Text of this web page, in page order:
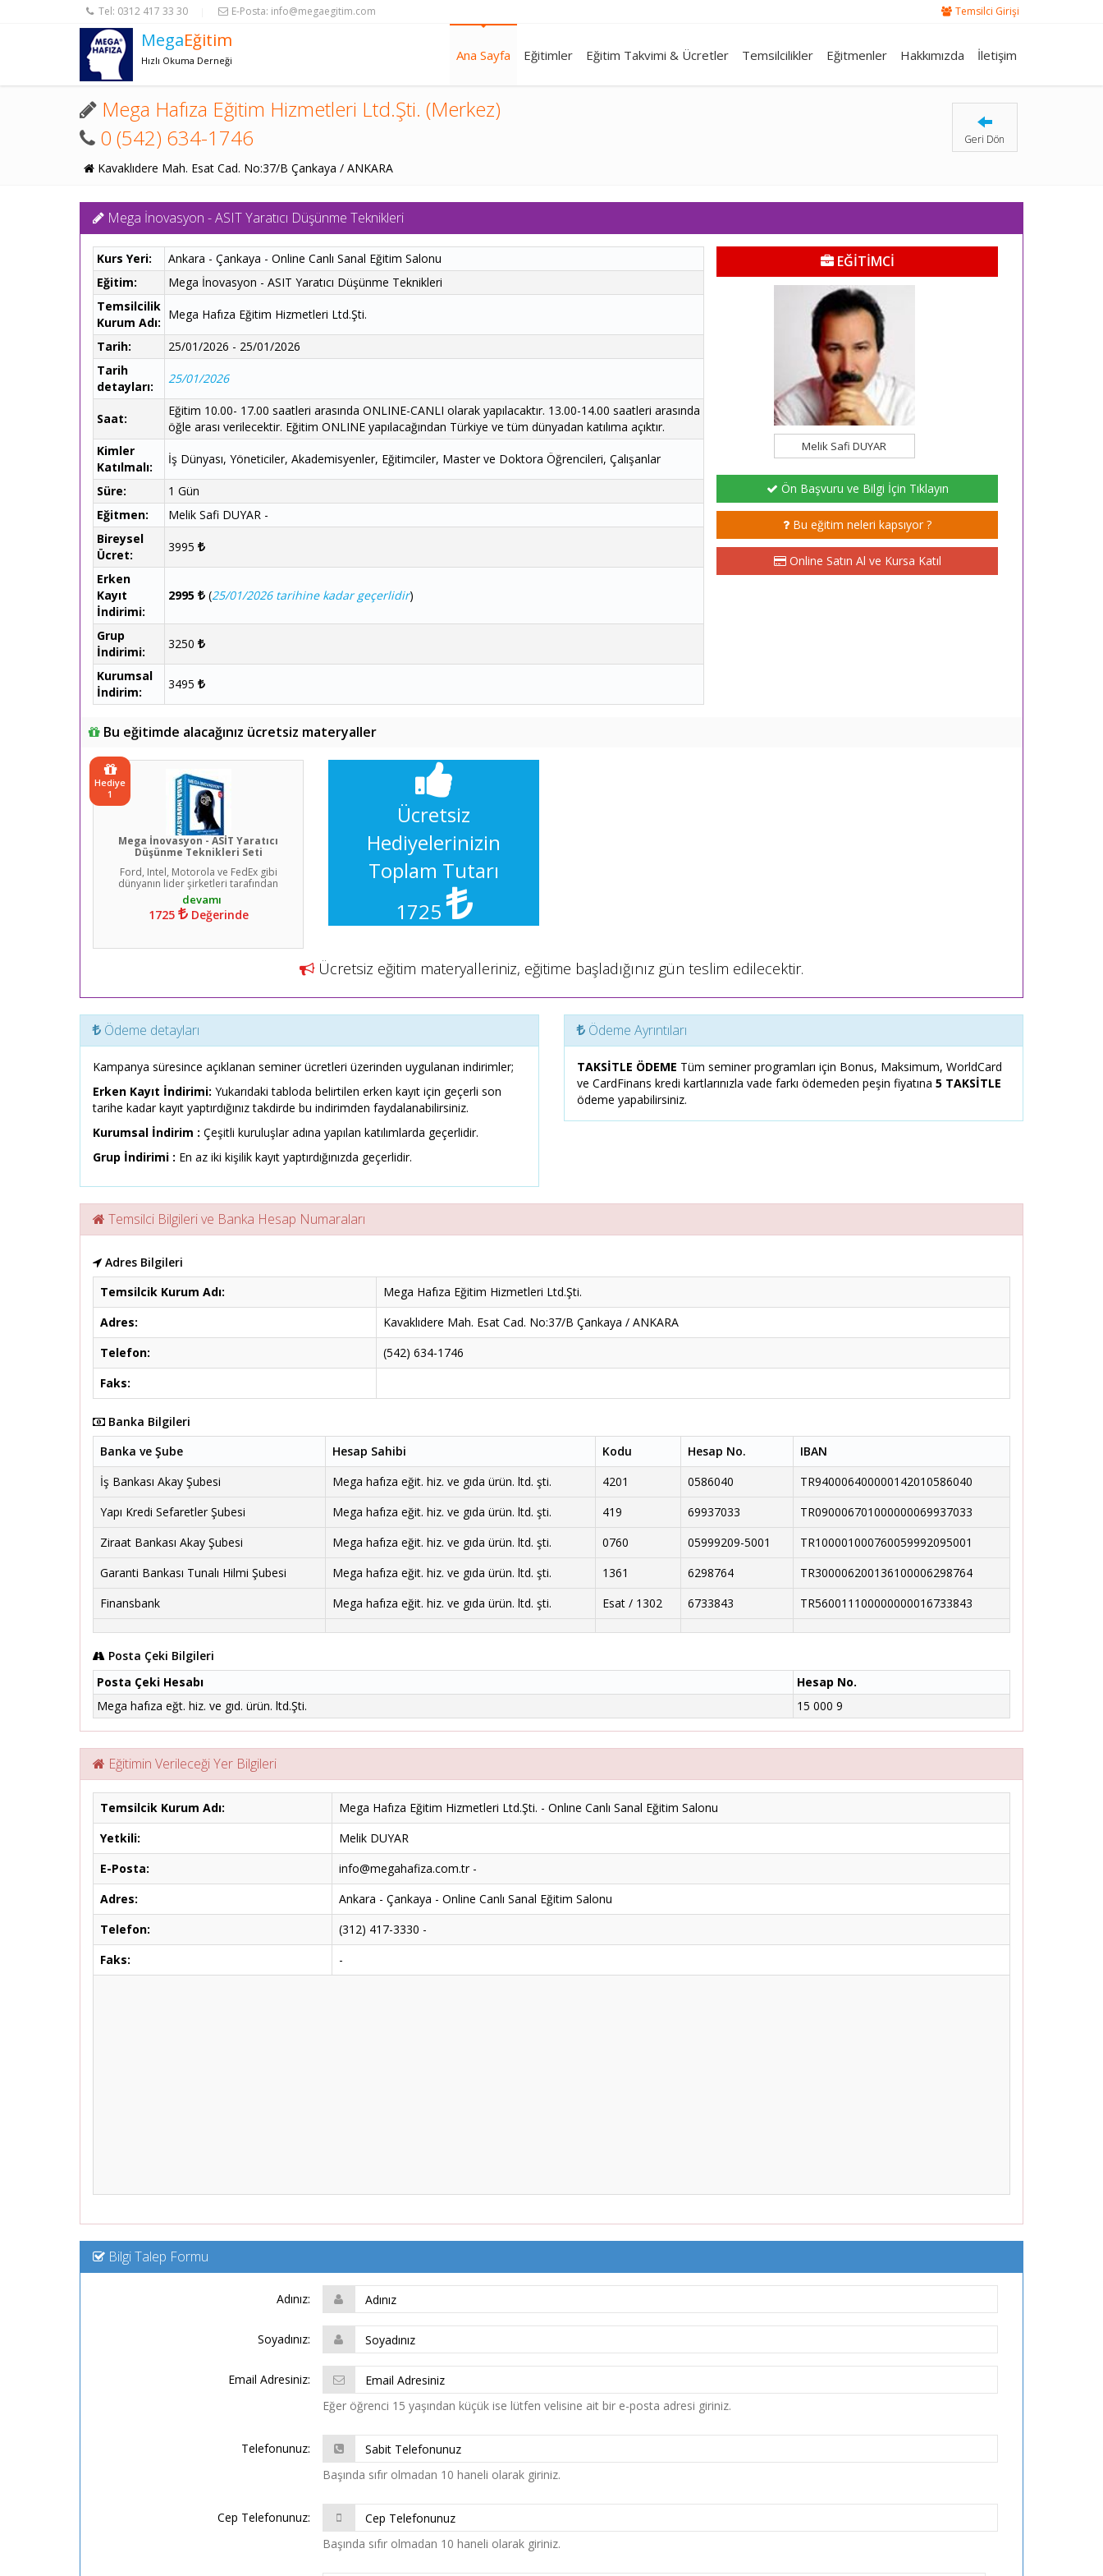
Tel: 0312 417 33 30 E-Posta: info@megaegitim.com Temsilci Girişi
MegaEğitim
Hızlı Okuma Derneği Ana Sayfa Eğitimler Eğitim Takvimi & Ücretler Temsilcilikler Eğitmenler Hakkımızda İletişim
Mega Hafıza Eğitim Hizmetleri Ltd.Şti. (Merkez)
0 (542) 634-1746
Kavaklıdere Mah. Esat Cad. No:37/B Çankaya / ANKARA
Geri Dön
Mega İnovasyon - ASIT Yaratıcı Düşünme Teknikleri
Kurs Yeri:
Ankara - Çankaya - Online Canlı Sanal Eğitim Salonu
Eğitim:
Mega İnovasyon - ASIT Yaratıcı Düşünme Teknikleri
Temsilcilik
Kurum Adı:
Mega Hafıza Eğitim Hizmetleri Ltd.Şti.
Tarih:
25/01/2026 - 25/01/2026
Tarih
detayları:
25/01/2026
Saat:
Eğitim 10.00- 17.00 saatleri arasında ONLINE-CANLI olarak yapılacaktır. 13.00-14.00 saatleri arasında
öğle arası verilecektir. Eğitim ONLINE yapılacağından Türkiye ve tüm dünyadan katılıma açıktır.
Kimler
Katılmalı:
İş Dünyası, Yöneticiler, Akademisyenler, Eğitimciler, Master ve Doktora Öğrencileri, Çalışanlar
Süre:
1 Gün
Eğitmen:
Melik Safi DUYAR -
Bireysel
Ücret:
3995
Erken
Kayıt
İndirimi:
2995 (25/01/2026 tarihine kadar geçerlidir)
Grup
İndirimi:
3250
Kurumsal
İndirim:
3495
EĞİTİMCİ
Melik Safi DUYAR
Ön Başvuru ve Bilgi İçin Tıklayın
Bu eğitim neleri kapsıyor ?
Online Satın Al ve Kursa Katıl
Bu eğitimde alacağınız ücretsiz materyaller
Mega İnovasyon - ASİT Yaratıcı
Düşünme Teknikleri Seti
Ford, Intel, Motorola ve FedEx gibi
dünyanın lider şirketleri tarafından
1725 Değerinde
Hediye
1
Ücretsiz
Hediyelerinizin
Toplam Tutarı
1725
Ücretsiz eğitim materyalleriniz, eğitime başladığınız gün teslim edilecektir.
Ödeme detayları
Kampanya süresince açıklanan seminer ücretleri üzerinden uygulanan indirimler;
Erken Kayıt İndirimi: Yukarıdaki tabloda belirtilen erken kayıt için geçerli son
tarihe kadar kayıt yaptırdığınız takdirde bu indirimden faydalanabilirsiniz.
Kurumsal İndirim : Çeşitli kuruluşlar adına yapılan katılımlarda geçerlidir.
Grup İndirimi : En az iki kişilik kayıt yaptırdığınızda geçerlidir.
Ödeme Ayrıntıları
TAKSİTLE ÖDEME Tüm seminer programları için Bonus, Maksimum, WorldCard
ve CardFinans kredi kartlarınızla vade farkı ödemeden peşin fiyatına 5 TAKSİTLE
ödeme yapabilirsiniz.
Temsilci Bilgileri ve Banka Hesap Numaraları
Adres Bilgileri
Temsilcik Kurum Adı:
Mega Hafıza Eğitim Hizmetleri Ltd.Şti.
Adres:
Kavaklıdere Mah. Esat Cad. No:37/B Çankaya / ANKARA
Telefon:
(542) 634-1746
Faks:
Banka Bilgileri
Banka ve Şube
Hesap Sahibi Kodu Hesap No.
IBAN
İş Bankası Akay Şubesi
Mega hafıza eğit. hiz. ve gıda ürün. ltd. şti. 4201 0586040
TR940006400000142010586040
Yapı Kredi Sefaretler Şubesi
Mega hafıza eğit. hiz. ve gıda ürün. ltd. şti. 419 69937033
TR090006701000000069937033
Ziraat Bankası Akay Şubesi
Mega hafıza eğit. hiz. ve gıda ürün. ltd. şti. 0760 05999209-5001
TR100001000760059992095001
Garanti Bankası Tunalı Hilmi Şubesi
Mega hafıza eğit. hiz. ve gıda ürün. ltd. şti. 1361 6298764
TR300006200136100006298764
Finansbank
Mega hafıza eğit. hiz. ve gıda ürün. ltd. şti. Esat / 1302 6733843 TR560011100000000016733843
Posta Çeki Bilgileri
Posta Çeki Hesabı
Hesap No.
Mega hafıza eğt. hiz. ve gıd. ürün. ltd.Şti.
15 000 9
Eğitimin Verileceği Yer Bilgileri
Temsilcik Kurum Adı:
Mega Hafıza Eğitim Hizmetleri Ltd.Şti. - Onlıne Canlı Sanal Eğitim Salonu
Yetkili:
Melik DUYAR
E-Posta:
info@megahafiza.com.tr -
Adres:
Ankara - Çankaya - Online Canlı Sanal Eğitim Salonu
Telefon:
(312) 417-3330 -
Faks:
-
Bilgi Talep Formu
Adınız:
Soyadınız:
Email Adresiniz:
Eğer öğrenci 15 yaşından küçük ise lütfen velisine ait bir e-posta adresi giriniz.
Telefonunuz:
Başında sıfır olmadan 10 haneli olarak giriniz.
Cep Telefonunuz:
Başında sıfır olmadan 10 haneli olarak giriniz.